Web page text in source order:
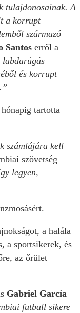
tulajdonosainak. A
a korrupt
származó
Santos erről a
és korrupt
tartotta
számlájára kell
szövetség
legyen,
a halála
a sportsikerek, és
az őrület
Gabriel García
futball sikere